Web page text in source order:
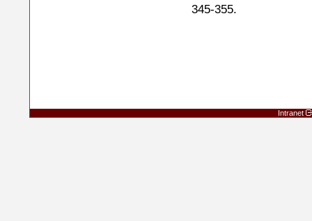
345-355.
Intranet